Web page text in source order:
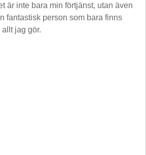
är inte bara min förtjänst, utan även
fantastisk person som bara finns
jag gör.